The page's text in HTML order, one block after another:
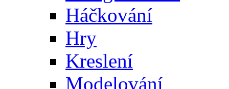
Háčkování
Hry
Kreslení
Modelování